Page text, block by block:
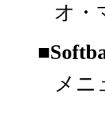
オ・
メニ